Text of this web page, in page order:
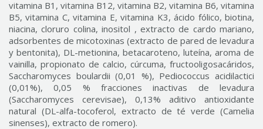
vitamina B1, vitamina B12, vitamina B2, vitamina B6, vitamina
B5, vitamina C, vitamina E, vitamina K3, ácido fólico, biotina,
niacina, cloruro colina, inositol , extracto de cardo mariano,
adsorbentes de micotoxinas (extracto de pared de levadura
y bentonita), DL-metionina, betacaroteno, luteína, aroma de
vainilla, propionato de calcio, cúrcuma, fructooligosacáridos,
Saccharomyces boulardii (0,01 %), Pediococcus acidilactici
(0,01%), 0,05 % fracciones inactivas de levadura
(Saccharomyces cerevisae), 0,13% aditivo antioxidante
natural (DL-alfa-tocoferol, extracto de té verde (Camelia
sinenses), extracto de romero).